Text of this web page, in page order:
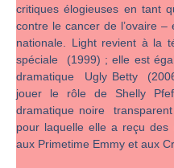
critiques élogieuses en tant
contre le cancer de l’ovaire
nationale. Light revient à la
spéciale (1999) ; elle est
dramatique Ugly Betty
jouer le rôle de Shelly
dramatique noire
pour laquelle elle a reçu des
aux Primetime Emmy et aux